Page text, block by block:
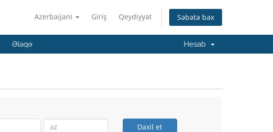
Azerbaijani Giriş Qeydiyyat Səbətə bax
Əlaqə Hesab
Daxil et